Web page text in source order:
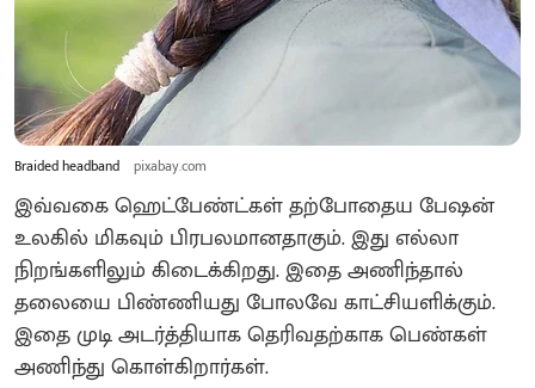
Braided headband pixabay.com
இவ்வகை ஹெட்பேண்ட்கள் தற்போதைய பேஷன்
உலகில் மிகவும் பிரபலமானதாகும். இது எல்லா
நிறங்களிலும் கிடைக்கிறது. இதை அணிந்தால்
தலையை பிண்ணியது போலவே காட்சியளிக்கும்.
இதை முடி அடர்த்தியாக தெரிவதற்காக பெண்கள்
அணிந்து கொள்கிறார்கள்.